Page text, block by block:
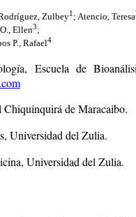
Zulbey1 ; Atencio, Teresa
Ellen3;
P., Rafael4
Escuela de
de Maracaibo.
Universidad del Zulia.
Universidad del Zulia.